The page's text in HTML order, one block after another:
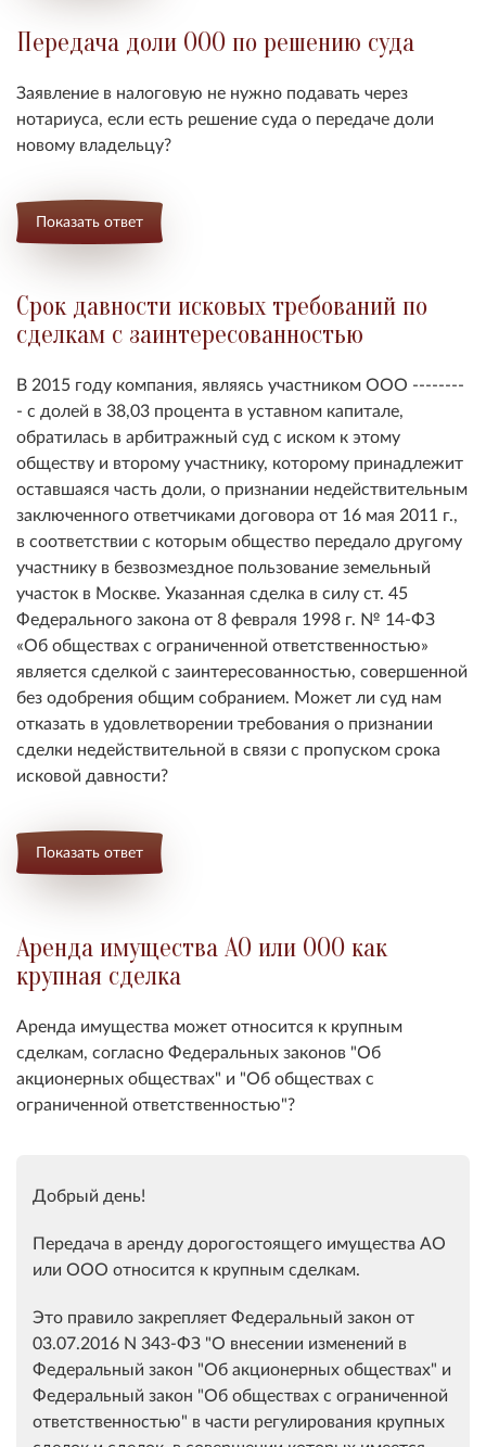
Передача доли ООО по решению суда
Заявление в налоговую не нужно подавать через
нотариуса, если есть решение суда о передаче доли
новому владельцу?
Показать ответ
Срок давности исковых требований по
сделкам с заинтересованностью
В 2015 году компания, являясь участником ООО --------
- с долей в 38,03 процента в уставном капитале,
обратилась в арбитражный суд с иском к этому
обществу и второму участнику, которому принадлежит
оставшаяся часть доли, о признании недействительным
заключенного ответчиками договора от 16 мая 2011 г.,
в соответствии с которым общество передало другому
участнику в безвозмездное пользование земельный
участок в Москве. Указанная сделка в силу ст. 45
Федерального закона от 8 февраля 1998 г. № 14-ФЗ
«Об обществах с ограниченной ответственностью»
является сделкой с заинтересованностью, совершенной
без одобрения общим собранием. Может ли суд нам
отказать в удовлетворении требования о признании
сделки недействительной в связи с пропуском срока
исковой давности?
Показать ответ
Аренда имущества АО или ООО как
крупная сделка
Аренда имущества может относится к крупным
сделкам, согласно Федеральных законов "Об
акционерных обществах" и "Об обществах с
ограниченной ответственностью"?
Добрый день!
Передача в аренду дорогостоящего имущества АО
или ООО относится к крупным сделкам.
Это правило закрепляет Федеральный закон от
03.07.2016 N 343-ФЗ "О внесении изменений в
Федеральный закон "Об акционерных обществах" и
Федеральный закон "Об обществах с ограниченной
ответственностью" в части регулирования крупных